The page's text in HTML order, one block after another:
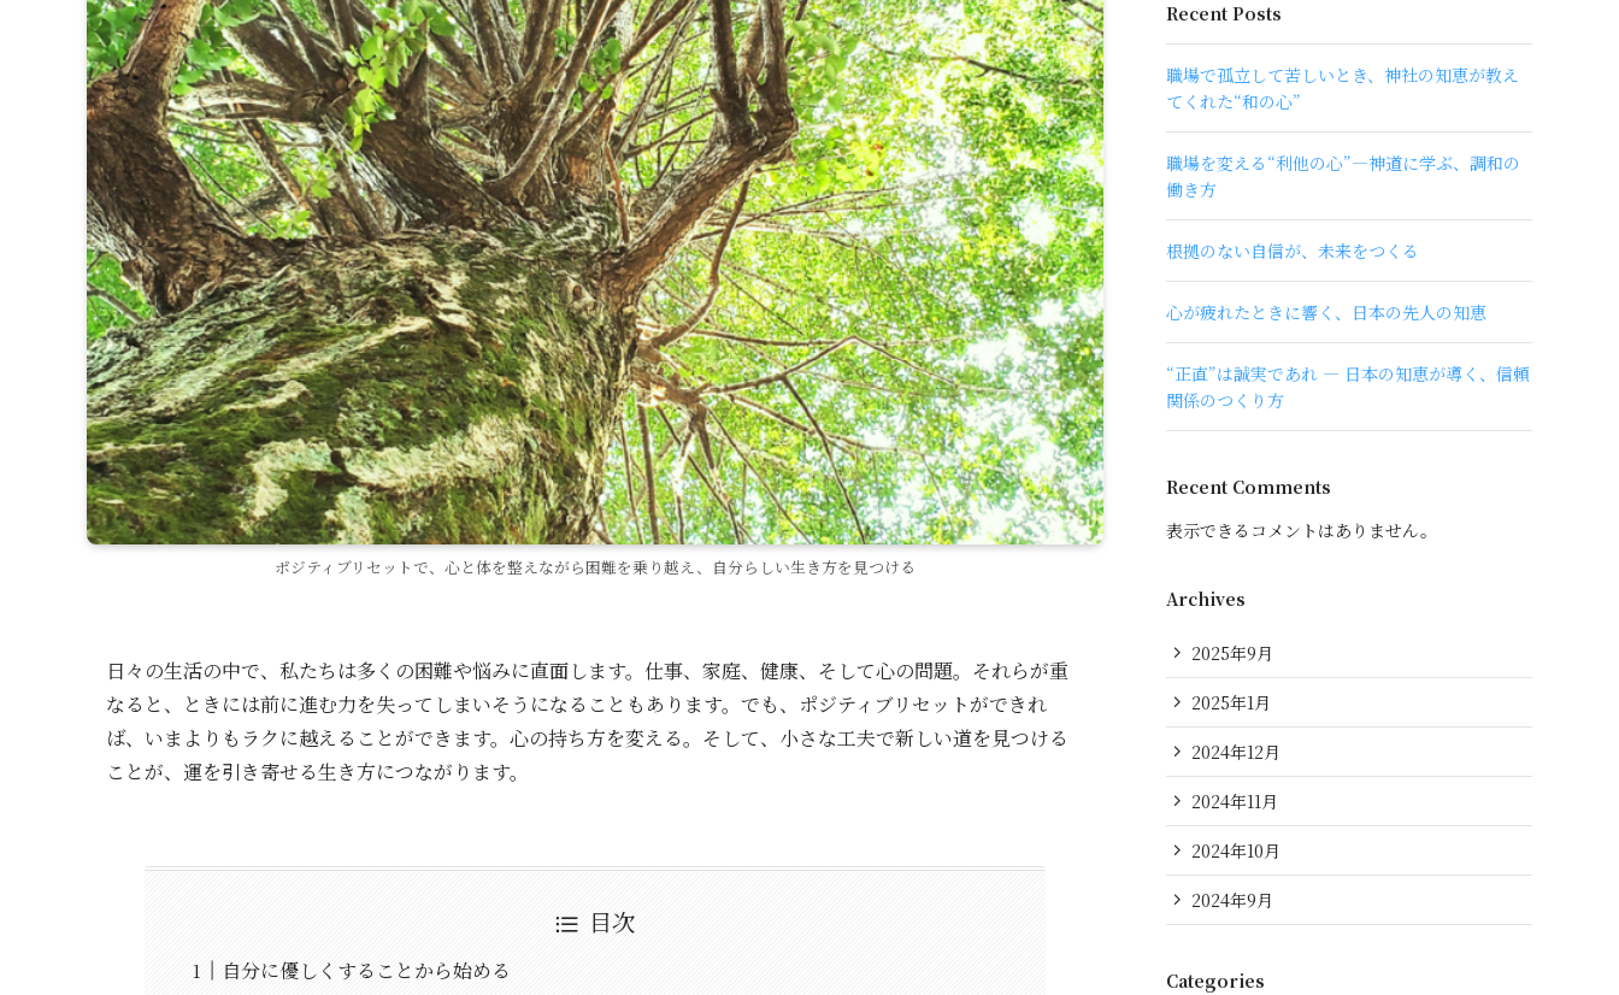
ポジティブリセットで、心と体を整えながら困難を乗り越え、自分らしい生き方を見つける
日々の生活の中で、私たちは多くの困難や悩みに直面します。仕事、家庭、健康、そして心の問題。それらが重
なると、ときには前に進む力を失ってしまいそうになることもあります。でも、ポジティブリセットができれ
ば、いまよりもラクに越えることができます。心の持ち方を変える。そして、小さな工夫で新しい道を見つける
ことが、運を引き寄せる生き方につながります。
目次
自分に優しくすることから始める
Recent Posts
職場で孤立して苦しいとき、神社の知恵が教え
てくれた“和の心”
職場を変える“利他の心”―神道に学ぶ、調和の
働き方
根拠のない自信が、未来をつくる
心が疲れたときに響く、日本の先人の知恵
“正直”は誠実であれ ― 日本の知恵が導く、信頼
関係のつくり方
Recent Comments
表示できるコメントはありません。
Archives
2025年9月
2025年1月
2024年12月
2024年11月
2024年10月
2024年9月
Categories